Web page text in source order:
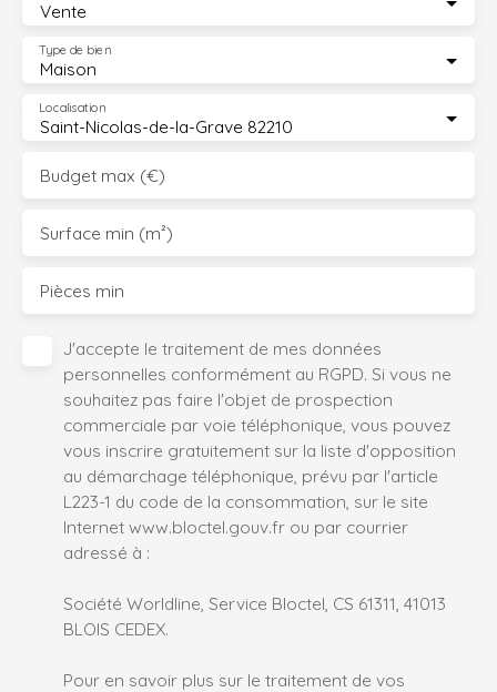
Vente
Maison
Type de bien
Saint-Nicolas-de-la-Grave 82210
Localisation
Budget max (€)
Surface min (m²)
Pièces min
J'accepte le traitement de mes données
personnelles conformément au RGPD. Si vous ne
souhaitez pas faire l'objet de prospection
commerciale par voie téléphonique, vous pouvez
vous inscrire gratuitement sur la liste d'opposition
au démarchage téléphonique, prévu par l'article
L223-1 du code de la consommation, sur le site
Internet www.bloctel.gouv.fr ou par courrier
adressé à :
Société Worldline, Service Bloctel, CS 61311, 41013
BLOIS CEDEX.
Pour en savoir plus sur le traitement de vos